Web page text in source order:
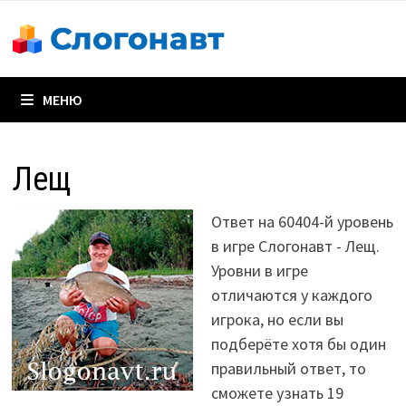
содержимому
МЕНЮ
Лещ
Ответ на 60404-й уровень
в игре Слогонавт - Лещ.
Уровни в игре
отличаются у каждого
игрока, но если вы
подберёте хотя бы один
правильный ответ, то
сможете узнать 19